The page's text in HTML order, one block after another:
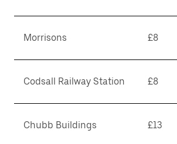
Morrisons £8
Codsall Railway Station £8
Chubb Buildings £13